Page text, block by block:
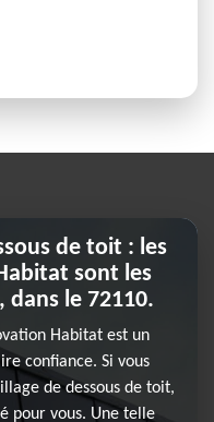
de toit : les
sont les
dans le 72110.
Habitat est un
confiance. Si vous
de dessous de toit,
pour vous. Une telle